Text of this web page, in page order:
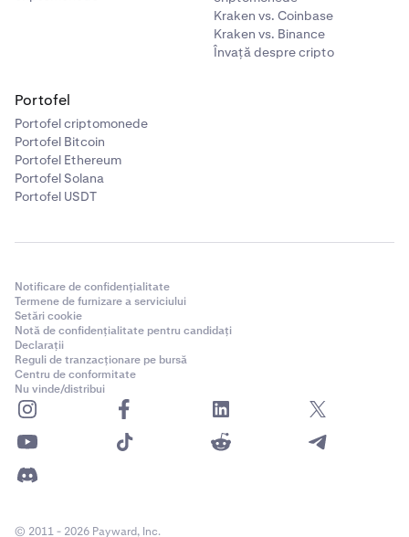
Kraken vs. Coinbase
Kraken vs. Binance
Învață despre cripto
Portofel
Portofel criptomonede
Portofel Bitcoin
Portofel Ethereum
Portofel Solana
Portofel USDT
Notificare de confidențialitate
Termene de furnizare a serviciului
Setări cookie
Notă de confidențialitate pentru candidați
Declarații
Reguli de tranzacționare pe bursă
Centru de conformitate
Nu vinde/distribui
© 2011 - 2026 Payward, Inc.